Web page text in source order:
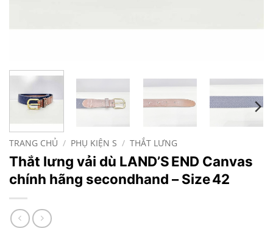
TRANG CHỦ / PHỤ KIỆN S / THẮT LƯNG
Thắt lưng vải dù LAND’S END Canvas
chính hãng secondhand – Size 42